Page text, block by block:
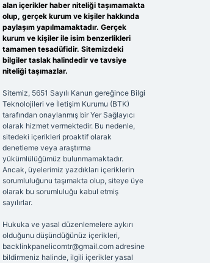
alan içerikler haber niteliği taşımamakta
olup, gerçek kurum ve kişiler hakkında
paylaşım yapılmamaktadır. Gerçek
kurum ve kişiler ile isim benzerlikleri
tamamen tesadüfidir. Sitemizdeki
bilgiler taslak halindedir ve tavsiye
niteliği taşımazlar.
Sitemiz, 5651 Sayılı Kanun gereğince Bilgi
Teknolojileri ve İletişim Kurumu (BTK)
tarafından onaylanmış bir Yer Sağlayıcı
olarak hizmet vermektedir. Bu nedenle,
sitedeki içerikleri proaktif olarak
denetleme veya araştırma
yükümlülüğümüz bulunmamaktadır.
Ancak, üyelerimiz yazdıkları içeriklerin
sorumluluğunu taşımakta olup, siteye üye
olarak bu sorumluluğu kabul etmiş
sayılırlar.
Hukuka ve yasal düzenlemelere aykırı
olduğunu düşündüğünüz içerikleri,
backlinkpanelicomtr@gmail.comadresine
bildirmeniz halinde, ilgili içerikler yasal